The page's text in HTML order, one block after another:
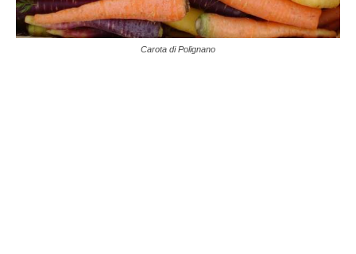
Carota di Polignano